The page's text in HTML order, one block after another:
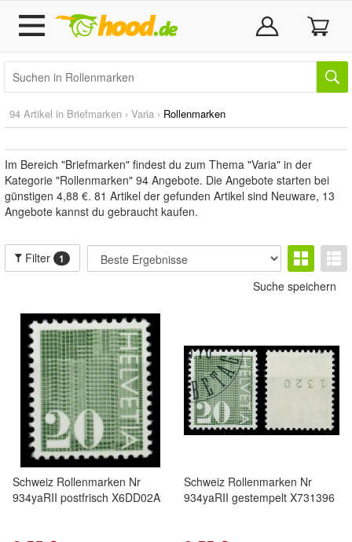
94 Artikel in Briefmarken › Varia › Rollenmarken
Im Bereich "Briefmarken" findest du zum Thema "Varia" in der
Kategorie "Rollenmarken" 94 Angebote. Die Angebote starten bei
günstigen 4,88 €. 81 Artikel der gefunden Artikel sind Neuware, 13
Angebote kannst du gebraucht kaufen.
Filter 1
Suche speichern
Schweiz Rollenmarken Nr
934yaRII postfrisch X6DD02A
Schweiz Rollenmarken Nr
934yaRII gestempelt X731396